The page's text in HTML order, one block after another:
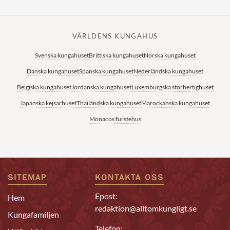
VÄRLDENS KUNGAHUS
Svenska kungahusetBrittiska kungahusetNorska kungahuset
Danska kungahusetSpanska kungahusetNederländska kungahuset
Belgiska kungahusetJordanska kungahusetLuxemburgska storhertighuset
Japanska kejsarhusetThailändska kungahusetMarockanska kungahuset
Monacos furstehus
SITEMAP
Hem
Kungafamiljen
KONTAKTA OSS
Epost:
redaktion@alltomkungligt.se